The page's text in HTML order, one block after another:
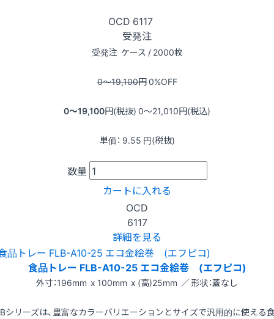
OCD 6117
受発注
受発注 ケース / 2000枚
0〜19,100円0%OFF
0〜19,100円(税抜) 0〜21,010円(税込)
単価： 9.55 円(税抜)
数量
カートに入れる
OCD
6117
詳細を見る
食品トレー FLB-A10-25 エコ金絵巻 (エフピコ)
外寸：196mm x 100mm x (高)25mm ／ 形状：蓋なし
シリーズは、豊富なカラーバリエーションとサイズで汎用的に使える